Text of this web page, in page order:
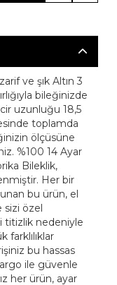
ve şık Altın 3
bileğinizde
uzunluğu 18,5
toplamda
ölçüsüne
%100 14 Ayar
Bileklik,
Her bir
bu ürün, el
sizi özel
titizlik nedeniyle
farklılıklar
bu hassas
ile güvenle
her ürün, ayar